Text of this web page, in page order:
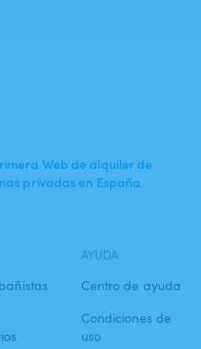
Web de alquiler de
privadas en España.
AYUDA
Centro de ayuda
Condiciones de
uso